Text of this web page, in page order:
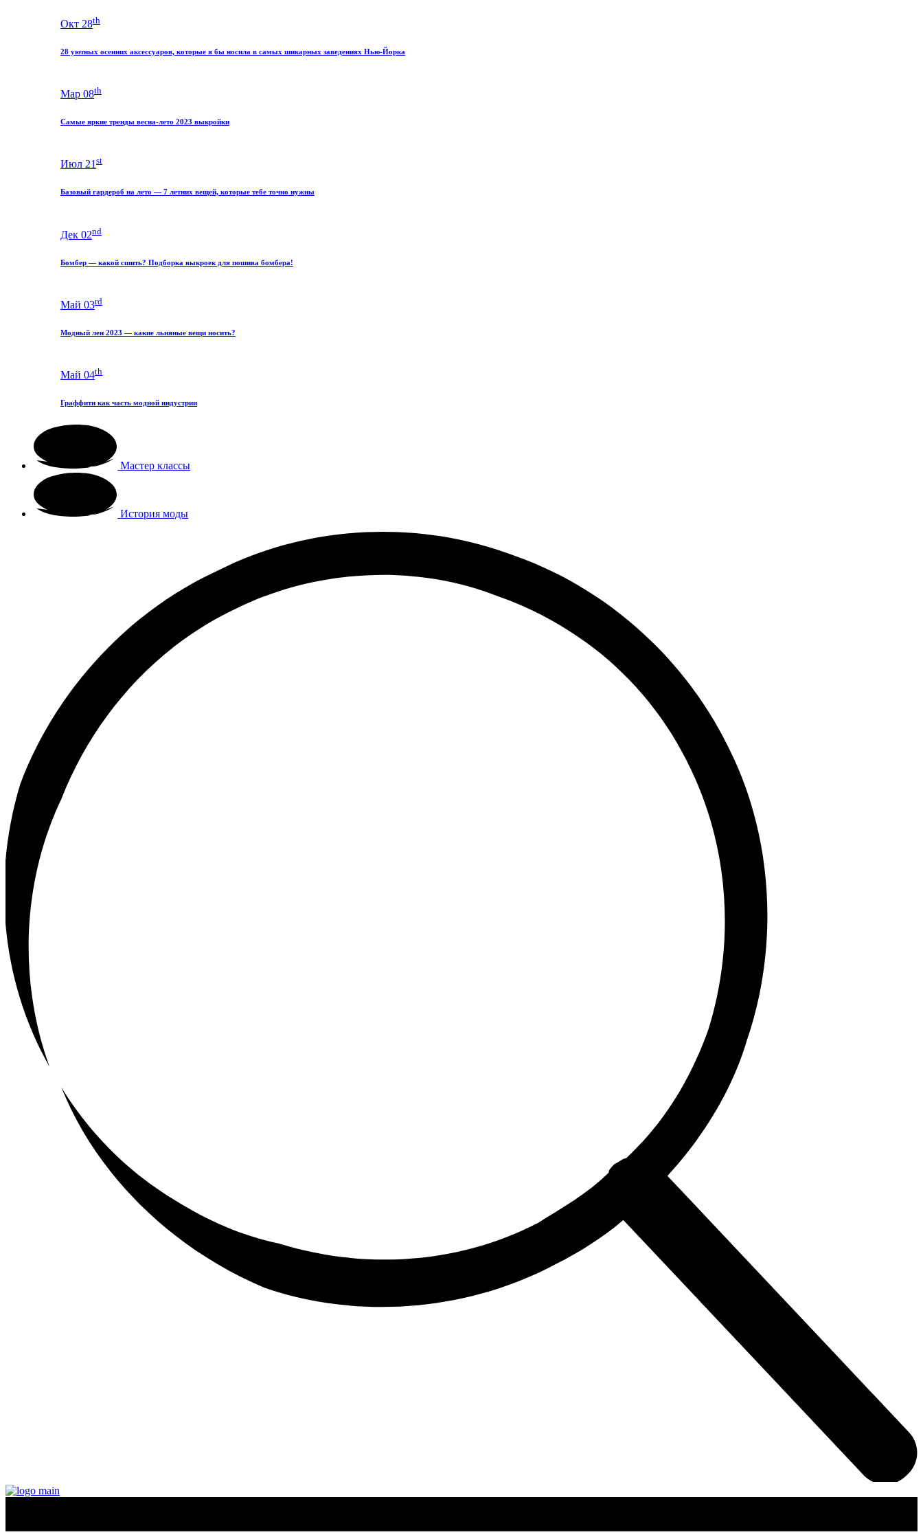
Окт 28th
28 уютных осенних аксессуаров, которые я бы носила в самых шикарных заведениях Нью-Йорка
Мар 08th
Самые яркие тренды весна-лето 2023 выкройки
Июл 21 st
Базовый гардероб на лето — 7 летних вещей, которые тебе точно нужны
Дек 02nd
Бомбер — какой сшить? Подборка выкроек для пошива бомбера!
Май 03rd
Модный лен 2023 — какие льняные вещи носить?
Май 04th
Граффити как часть модной индустрии
Мастер классы
История моды